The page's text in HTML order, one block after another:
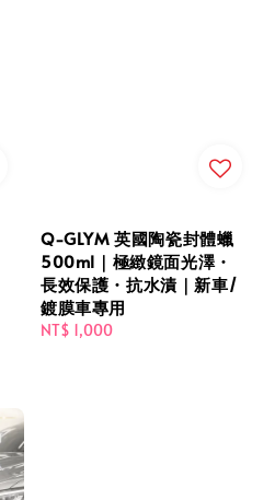
Q-GLYM 英國陶瓷封體蠟
500ml｜極緻鏡面光澤・
長效保護・抗水漬｜新車/
鍍膜車專用
Regular
NT$ 1,000